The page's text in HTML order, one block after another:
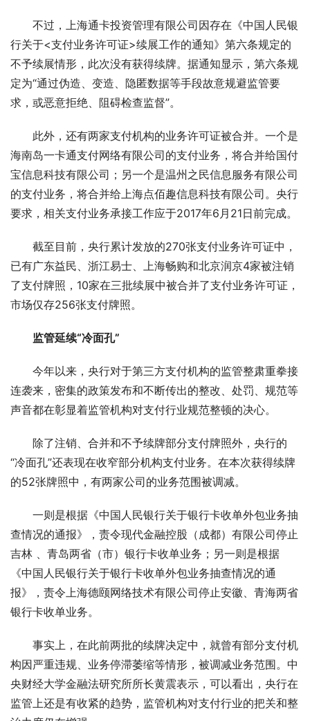
不过，上海通卡投资管理有限公司因存在《中国人民银
行关于<支付业务许可证>续展工作的通知》第六条规定的
不予续展情形，此次没有获得续牌。据通知显示，第六条规
定为“通过伪造、变造、隐匿数据等手段故意规避监管要
求，或恶意拒绝、阻碍检查监督”。
此外，还有两家支付机构的业务许可证被合并。一个是
海南岛一卡通支付网络有限公司的支付业务，将合并给国付
宝信息科技有限公司；另一个是温州之民信息服务有限公司
的支付业务，将合并给上海点佰趣信息科技有限公司。央行
要求，相关支付业务承接工作应于2017年6月21日前完成。
截至目前，央行累计发放的270张支付业务许可证中，
已有广东益民、浙江易士、上海畅购和北京润京4家被注销
了支付牌照，10家在三批续展中被合并了支付业务许可证，
市场仅存256张支付牌照。
监管延续“冷面孔”
今年以来，央行对于第三方支付机构的监管整肃重拳接
连袭来，密集的政策发布和不断传出的整改、处罚、规范等
声音都在彰显着监管机构对支付行业规范整顿的决心。
除了注销、合并和不予续牌部分支付牌照外，央行的
“冷面孔”还表现在收窄部分机构支付业务。在本次获得续牌
的52张牌照中，有两家公司的业务范围被调减。
一则是根据《中国人民银行关于银行卡收单外包业务抽
查情况的通报》，责令现代金融控股（成都）有限公司停止
吉林 、青岛两省（市）银行卡收单业务；另一则是根据
《中国人民银行关于银行卡收单外包业务抽查情况的通
报》，责令上海德颐网络技术有限公司停止安徽、青海两省
银行卡收单业务。
事实上，在此前两批的续牌决定中，就曾有部分支付机
构因严重违规、业务停滞萎缩等情形，被调减业务范围。中
央财经大学金融法研究所所长黄震表示，可以看出，央行在
监管上还是有收紧的趋势，监管机构对支付行业的把关和整